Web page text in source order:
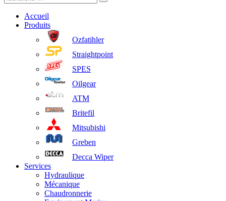
Accueil
Produits
Ozfatihler
Straightpoint
SPES
Oilgear
ATM
Britefil
Mitsubishi
Greben
Decca Wiper
Services
Hydraulique
Mécanique
Chaudronnerie